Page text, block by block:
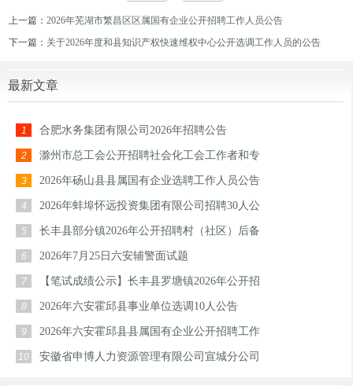
上一篇：2026年芜湖市繁昌区区属国有企业公开招聘工作人员公告
下一篇： 关于2026年度和县知识产权快速维权中心公开选调工作人员的公告
最新文章
1 合肥水务集团有限公司2026年招聘公告
2 滁州市总工会公开招聘社会化工会工作者和专
3 2026年砀山县县属国有企业选聘工作人员公告
4 2026年蚌埠怀远投资集团有限公司招聘30人公
5 长丰县部分镇2026年公开招聘村（社区）后备
6 2026年7月25日六安辅警面试题
7 【笔试成绩公示】长丰县罗塘镇2026年公开招
8 2026年六安霍邱县事业单位选调10人公告
9 2026年六安霍邱县县属国有企业公开招聘工作
10 安徽省申博人力资源管理有限公司宣城分公司